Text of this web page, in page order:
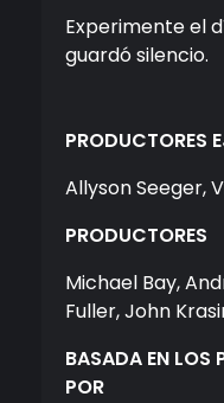
Experimente el
guardó silencio.
PRODUCTORES
Allyson Seeger,
PRODUCTORES
Michael Bay,
Fuller, John
BASADA EN LOS
POR